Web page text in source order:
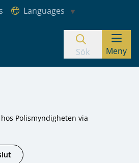
Languages
Sök Meny
Polismyndigheten via